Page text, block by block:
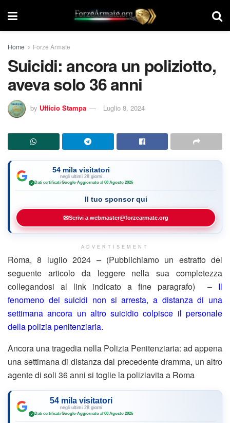
Home Forze Armate
Suicidi: ancora un poliziotto,
aveva solo 36 anni
by Ufficio Stampa Luglio 8, 2024
54 mila visitatori
negli ultimi 28 giorni
✓ Dati certificati Google·Aggiornato al 08 Agosto 2026
Il tuo sponsor qui
✉Scrivi a webmaster@forzearmate.org
ADVERTISEMENT
Roma, 8 luglio 2024 – (Pubblichiamo un estratto del
seguente articolo da leggere nella sua completezza
collegandosi al link indicato a fine paragrafo) – Il
fenomeno dei suicidi non si arresta, a distanza di una
settimana ancora un altro suicidio colpisce il personale
della polizia penitenziaria.
Ancora una tragedia nella Polizia Penitenziaria: ad appena
una settimana di distanza dal precedente dramma, un altro
agente di soli 36 anni si toglie la poliziavita a Roma
54 mila visitatori
negli ultimi 28 giorni
✓ Dati certificati Google·Aggiornato al 08 Agosto 2026